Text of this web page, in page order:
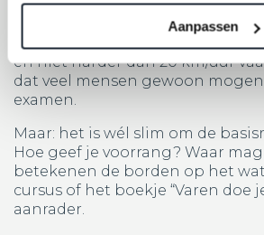
Aanpassen
Voor de meeste sloepen heb je
nodig, zolang je sloep onder de
en niet harder dan 20 km/uur
dat veel mensen gewoon
examen.
Maar: het is wél slim om de
Hoe geef je voorrang? Waar
betekenen de borden op het
cursus of het boekje “Varen doe
aanrader.